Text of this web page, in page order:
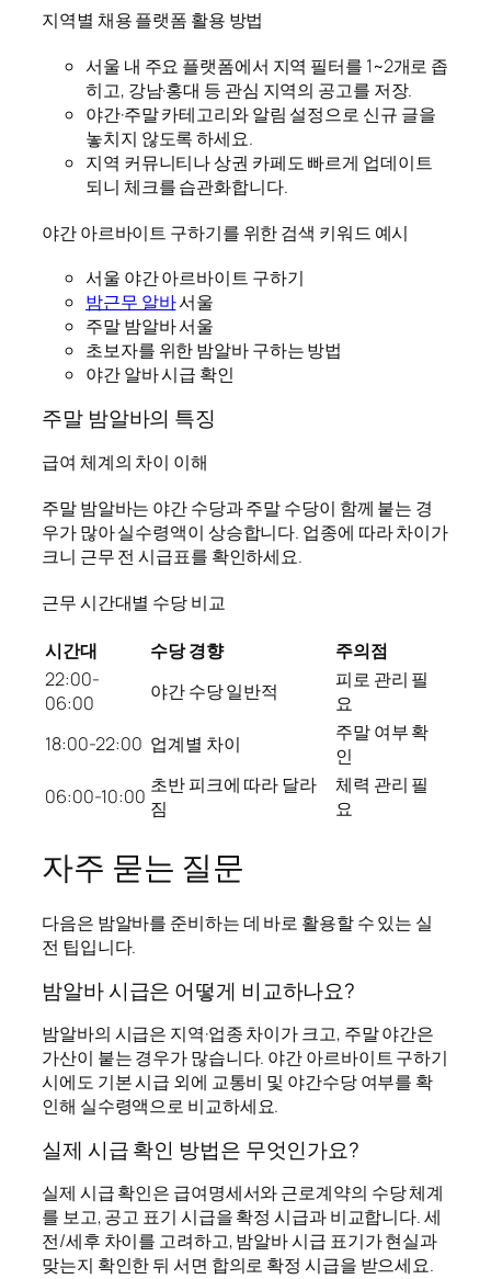
지역별 채용 플랫폼 활용 방법
서울 내 주요 플랫폼에서 지역 필터를 1~2개로 좁
히고, 강남·홍대 등 관심 지역의 공고를 저장.
야간·주말 카테고리와 알림 설정으로 신규 글을
놓치지 않도록 하세요.
지역 커뮤니티나 상권 카페도 빠르게 업데이트
되니 체크를 습관화합니다.
야간 아르바이트 구하기를 위한 검색 키워드 예시
서울 야간 아르바이트 구하기
밤근무 알바서울
주말 밤알바 서울
초보자를 위한 밤알바 구하는 방법
야간 알바 시급 확인
주말 밤알바의 특징
급여 체계의 차이 이해
주말 밤알바는 야간 수당과 주말 수당이 함께 붙는 경
우가 많아 실수령액이 상승합니다. 업종에 따라 차이가
크니 근무 전 시급표를 확인하세요.
근무 시간대별 수당 비교
시간대 수당 경향
주의점
22:00-
06:00
야간 수당 일반적
피로 관리 필
요
18:00-22:00 업계별 차이
주말 여부 확
인
06:00-10:00 초반 피크에 따라 달라
짐
체력 관리 필
요
자주 묻는 질문
다음은 밤알바를 준비하는 데 바로 활용할 수 있는 실
전 팁입니다.
밤알바 시급은 어떻게 비교하나요?
밤알바의 시급은 지역·업종 차이가 크고, 주말 야간은
가산이 붙는 경우가 많습니다. 야간 아르바이트 구하기
시에도 기본 시급 외에 교통비 및 야간수당 여부를 확
인해 실수령액으로 비교하세요.
실제 시급 확인 방법은 무엇인가요?
실제 시급 확인은 급여명세서와 근로계약의 수당 체계
를 보고, 공고 표기 시급을 확정 시급과 비교합니다. 세
전/세후 차이를 고려하고, 밤알바 시급 표기가 현실과
맞는지 확인한 뒤 서면 합의로 확정 시급을 받으세요.